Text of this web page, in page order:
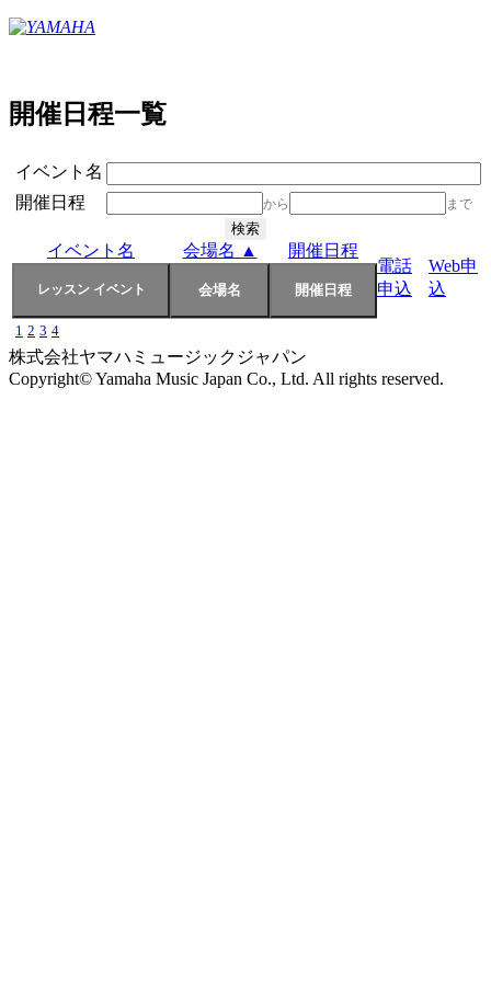
開催日程一覧
イベント名
開催日程
から まで
イベント名 会場名 ▲
開催日程
電話
申込
Web申
込
1 2 3 4
株式会社ヤマハミュージックジャパン
Copyright© Yamaha Music Japan Co., Ltd. All rights reserved.